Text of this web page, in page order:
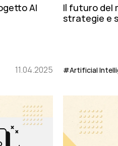
AI
11.04.2025
Il futuro del
strategie e
#Artificial